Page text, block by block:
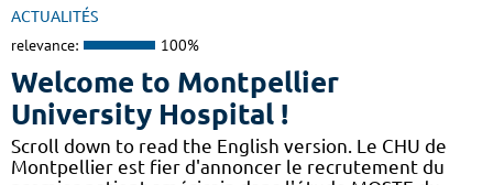
ACTUALITÉS
relevance: 100%
Welcome to Montpellier
University Hospital !
Scroll down to read the English version. Le CHU de
Montpellier est fier d'annoncer le recrutement du